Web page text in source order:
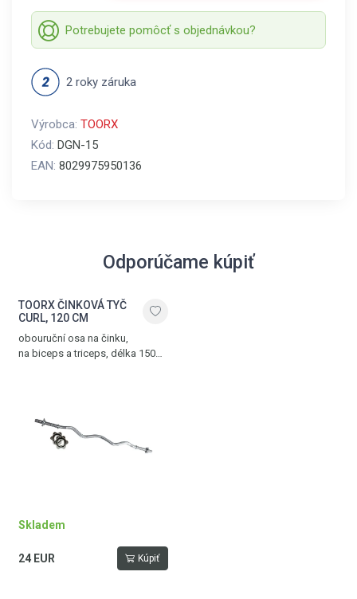
Potrebujete pomôcť s objednávkou?
2 roky záruka
Výrobca: TOORX
Kód: DGN-15
EAN: 8029975950136
Odporúčame kúpiť
TOORX ČINKOVÁ TYČ
CURL, 120 CM
obouruční osa na činku,
na biceps a triceps, délka 150
Skladem
24 EUR Kúpiť